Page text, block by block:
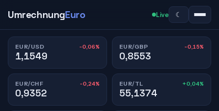
UmrechnungEuro Live ☾
EUR/USD -0,06%
1,1549
EUR/GBP -0,15%
0,8553
EUR/CHF -0,24%
0,9352
EUR/TL +0,04%
55,1374